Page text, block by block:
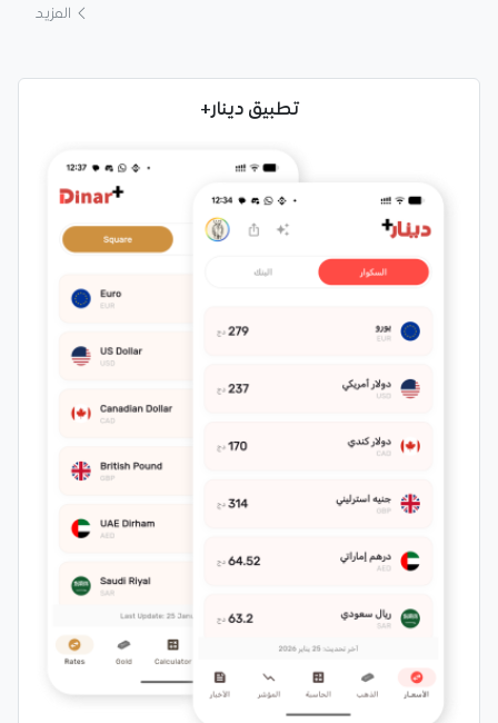
المزيد
تطبيق دينار+